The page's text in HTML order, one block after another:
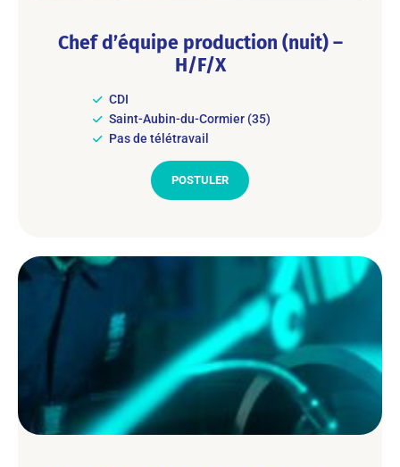
Chef d’équipe production (nuit) –
H/F/X
CDI
Saint-Aubin-du-Cormier (35)
Pas de télétravail
POSTULER